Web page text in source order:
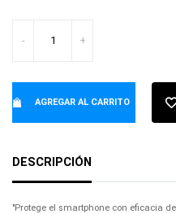
- +
AGREGAR AL CARRITO
DESCRIPCIÓN
"Protege el smartphone con eficacia